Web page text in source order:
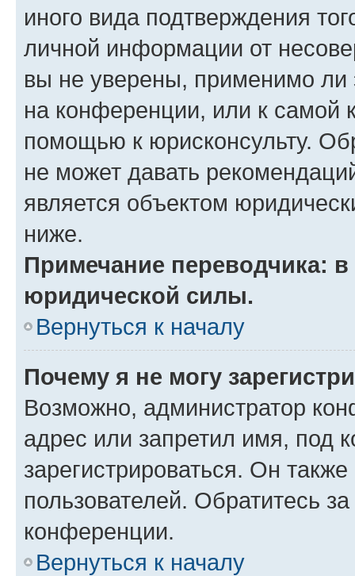
иного вида подтверждения
личной информации от
вы не уверены, применимо ли
на конференции, или к самой
помощью к юрисконсульту.
не может давать
является объектом
ниже.
Примечание переводчика:
юридической силы.
Вернуться к началу
Почему я не могу
Возможно, администратор
адрес или запретил имя, под
зарегистрироваться. Он
пользователей. Обратитесь
конференции.
Вернуться к началу